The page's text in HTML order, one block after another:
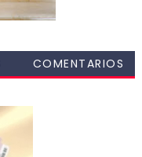
COMENTARIOS